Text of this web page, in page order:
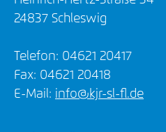
24837 Schleswig
Telefon: 04621 20417
Fax: 04621 20418
E-Mail: info@kjr-sl-fl.de